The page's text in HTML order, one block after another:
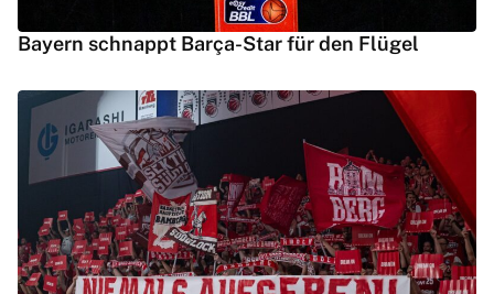
Bayern schnappt Barça-Star für den Flügel